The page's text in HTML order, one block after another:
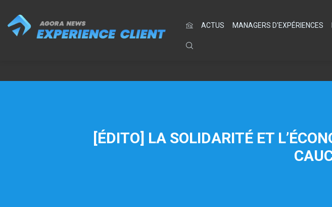
ACTUS MANAGERS D'EXPÉRIENCES
[ÉDITO] LA SOLIDARITÉ ET